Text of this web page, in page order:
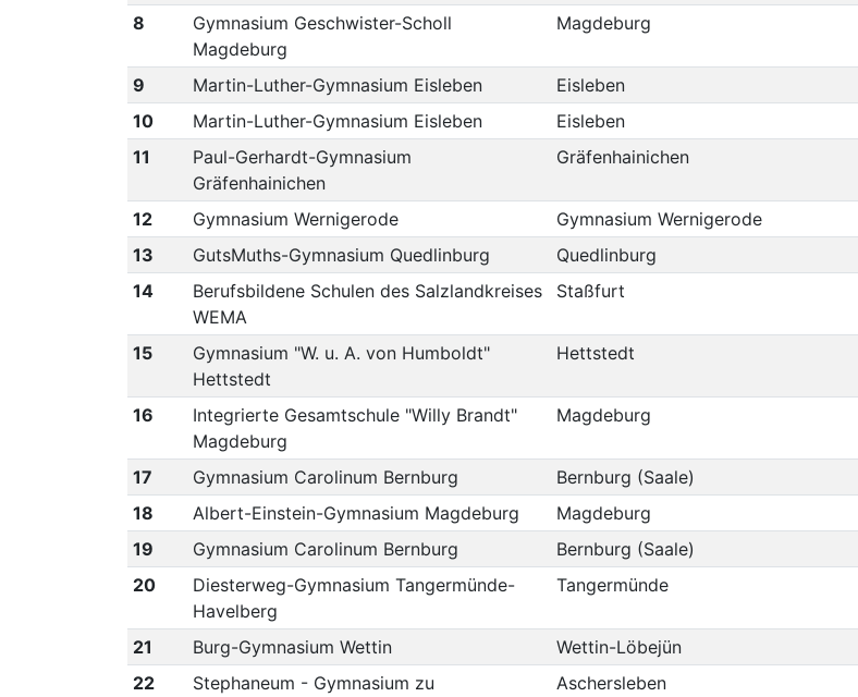
8
Gymnasium Geschwister-Scholl
Magdeburg
Magdeburg
9 Martin-Luther-Gymnasium Eisleben Eisleben
10
Martin-Luther-Gymnasium Eisleben Eisleben
11
Paul-Gerhardt-Gymnasium
Gräfenhainichen
Gräfenhainichen
12 Gymnasium Wernigerode Gymnasium Wernigerode
13
GutsMuths-Gymnasium Quedlinburg Quedlinburg
14
Berufsbildene Schulen des Salzlandkreises
WEMA
Staßfurt
15
Gymnasium "W. u. A. von Humboldt"
Hettstedt
Hettstedt
16
Integrierte Gesamtschule "Willy Brandt"
Magdeburg
Magdeburg
17 Gymnasium Carolinum Bernburg Bernburg (Saale)
18
Albert-Einstein-Gymnasium Magdeburg Magdeburg
19
Gymnasium Carolinum Bernburg Bernburg (Saale)
20
Diesterweg-Gymnasium Tangermünde-
Havelberg
Tangermünde
21 Burg-Gymnasium Wettin Wettin-Löbejün
22
Stephaneum - Gymnasium zu
Aschersleben